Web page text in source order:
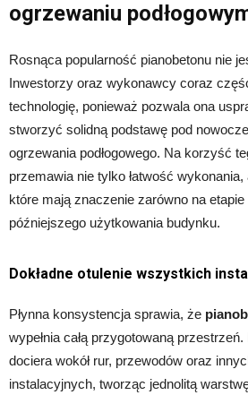
ogrzewaniu
Rosnąca popularność pianobetonu nie
Inwestorzy oraz wykonawcy coraz
technologię, ponieważ pozwala ona
stworzyć solidną podstawę pod
ogrzewania podłogowego. Na korzyść
przemawia nie tylko łatwość
które mają znaczenie zarówno na
późniejszego użytkowania budynku.
Dokładne otulenie wszystkich
Płynna konsystencja sprawia, że
wypełnia całą przygotowaną
dociera wokół rur, przewodów oraz
instalacyjnych, tworząc jednolitą